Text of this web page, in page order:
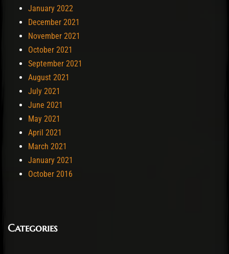
January 2022
December 2021
November 2021
October 2021
September 2021
August 2021
July 2021
June 2021
May 2021
April 2021
March 2021
January 2021
October 2016
Categories